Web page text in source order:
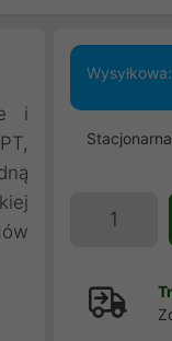
i
Wysyłkowa: